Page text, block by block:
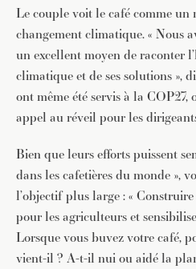
Le couple voit le café comme un
changement climatique. « Nous
un excellent moyen de raconter
climatique et de ses solutions »,
ont même été servis à la
appel au réveil pour les
Bien que leurs efforts puissent
dans les cafetières du monde »,
l’objectif plus large : «
pour les agriculteurs et
Lorsque vous buvez votre café,
vient-il ? A-t-il nui ou aidé la
Pour recevoir toutes les deux
d’info avec une sélection